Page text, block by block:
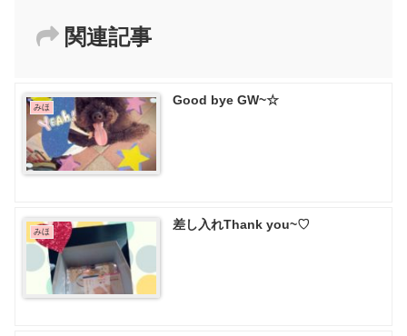
関連記事
みほ Good bye GW~☆
みほ 差し入れThank you~♡